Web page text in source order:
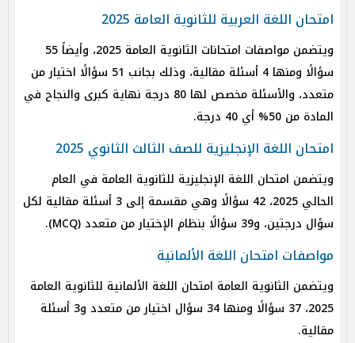
امتحان اللغة العربية للثانوية العامة 2025
ويتضمن مواصفات امتحانات الثانوية العامة 2025، وأيضاً 55
سؤالًا ومنها 4 أسئلة مقالية، وذلك بجانب 51 سؤالًا اختيار من
متعدد، والأسئلة مخصص لها 80 درجة نهاية كبرى والنجاح في
المادة من 50% أي 40 درجة.
امتحان اللغة الإنجليزية للصف الثالث الثانوي 2025
ويتضمن امتحان اللغة الإنجليزية للثانوية العامة في العام
الحالي 2025، 42 سؤالًا وهي مقسمة إلى 3 أسئلة مقالية لكل
سؤال درجتين، و39 سؤالًا بنظام الإختيار من متعدد (MCQ).
مواصفات امتحان اللغة الألمانية
ويتضمن الثانوية العامة امتحان اللغة الألمانية للثانوية العامة
2025، 37 سؤالًا ومنها 34 سؤال اختيار من متعدد و3 أسئلة
مقالية.